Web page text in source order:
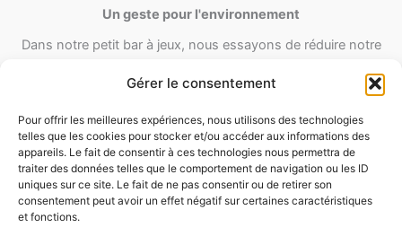
Gérer le consentement
Pour offrir les meilleures expériences, nous utilisons des technologies
telles que les cookies pour stocker et/ou accéder aux informations des
appareils. Le fait de consentir à ces technologies nous permettra de
traiter des données telles que le comportement de navigation ou les ID
uniques sur ce site. Le fait de ne pas consentir ou de retirer son
consentement peut avoir un effet négatif sur certaines caractéristiques
et fonctions.
Un geste pour l'environnement
Dans notre petit bar à jeux, nous essayons de réduire notre
réutilisable ainsi qu’un minimum de matériel d’emballage lors de